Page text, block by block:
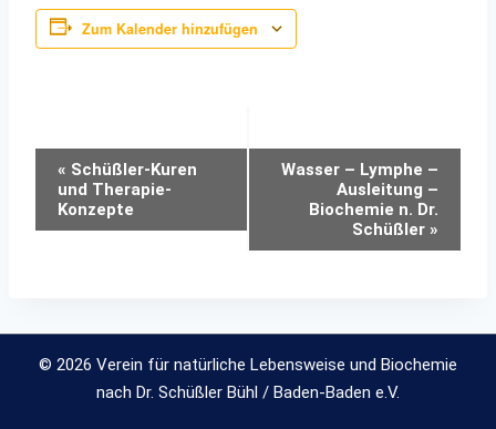
Zum Kalender hinzufügen
Veranstaltung-
Navigation
« Schüßler-Kuren
und Therapie-
Konzepte
Wasser – Lymphe –
Ausleitung –
Biochemie n. Dr.
Schüßler »
© 2026 Verein für natürliche Lebensweise und Biochemie
nach Dr. Schüßler Bühl / Baden-Baden e.V.